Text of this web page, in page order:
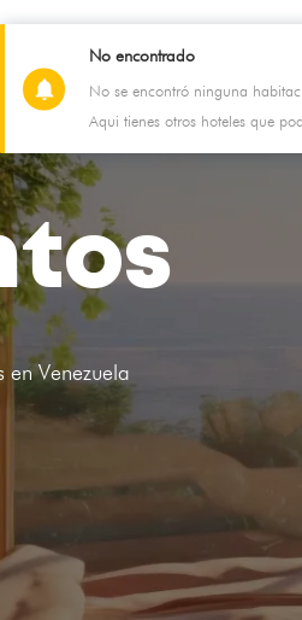
Soporte
Venezuela
No encontrado
No se encontró ninguna
Aqui tienes otros hoteles que